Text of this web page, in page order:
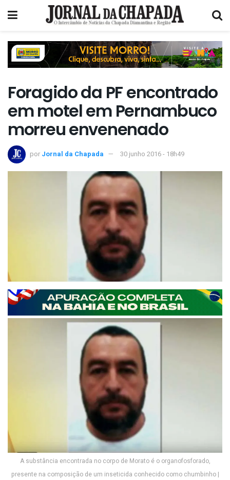
Foragido da PF encontrado
em motel em Pernambuco
morreu envenenado
por Jornal da Chapada 30 junho 2016 - 18h49
A substância encontrada no corpo de Morato é o organofosforado,
presente na composição de um inseticida conhecido como chumbinho |